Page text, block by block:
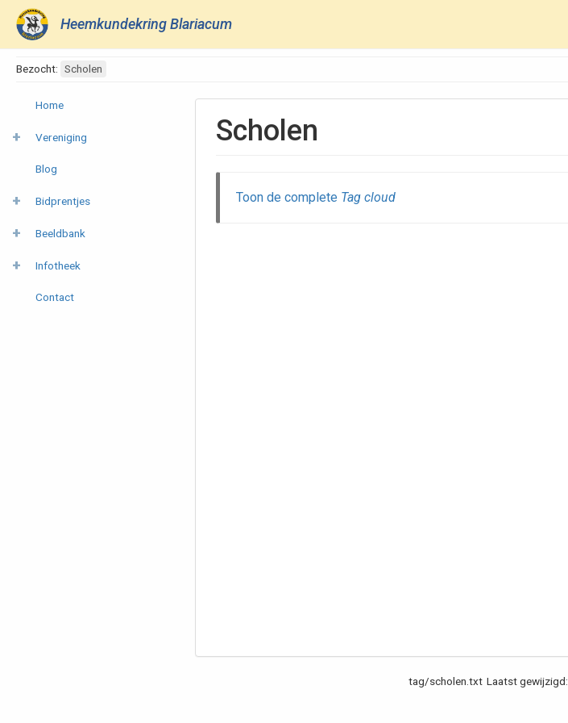
Heemkundekring Blariacum
Bezocht: Scholen
Home
Vereniging
Blog
Bidprentjes
Beeldbank
Infotheek
Contact
Scholen
Toon de complete Tag cloud
tag/scholen.txt Laatst gewijzigd: